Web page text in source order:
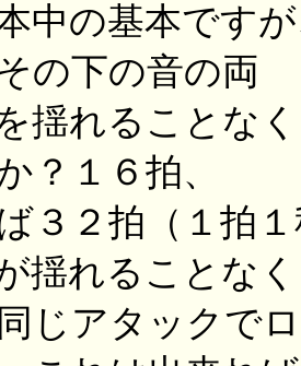
中の基本です
の下の音の両
揺れることな
？１６拍、
３２拍（１拍
揺れることなく
じアタックで